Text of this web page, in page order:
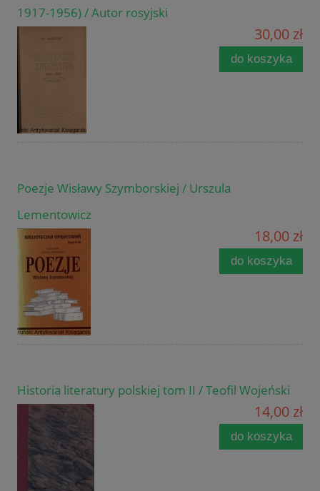
1917-1956) / Autor rosyjski
30,00 zł
do koszyka
Poezje Wisławy Szymborskiej / Urszula
Lementowicz
18,00 zł
do koszyka
Historia literatury polskiej tom II / Teofil Wojeński
14,00 zł
do koszyka